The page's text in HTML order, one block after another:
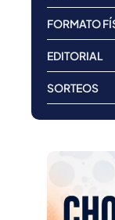
FORMATO
EDITORIAL
SORTEOS